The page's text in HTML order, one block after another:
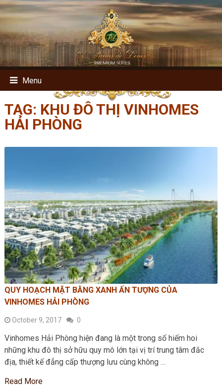
Menu
TAG: KHU ĐÔ THỊ VINHOMES
HẢI PHÒNG
QUY HOẠCH MẶT BẰNG XANH ẤN TƯỢNG CỦA
VINHOMES HẢI PHÒNG
October 9, 2017 0
Vinhomes Hải Phòng hiện đang là một trong số hiếm hoi
những khu đô thị sở hữu quy mô lớn tại vị trí trung tâm đắc
địa, thiết kế đẳng cấp thượng lưu cùng không …
Read More